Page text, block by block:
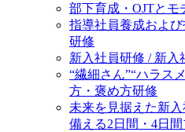
部下育成・OJTとモ
指導社員養成およ
研修
新入社員研修 / 新入
“繊細さん”“ハラス
方・褒め方研修
未来を見据えた新
備える2日間・4日